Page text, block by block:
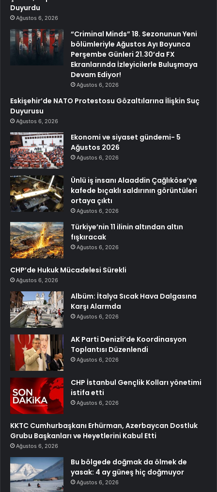
Duyurdu
Ağustos 6, 2026
“Criminal Minds” 18. Sezonunun Yeni
bölümleriyle Ağustos Ayı Boyunca
Perşembe Günleri 21.30’da FX
Ekranlarında İzleyicilerle Buluşmaya
Devam Ediyor!
Ağustos 6, 2026
Eskişehir’de NATO Protestosu Gözaltılarına İlişkin Suç
Duyurusu
Ağustos 6, 2026
Ekonomi ve siyaset gündemi- 5
Ağustos 2026
Ağustos 6, 2026
Ünlü iş insanı Alaaddin Çağlıköse’ye
kafede bıçaklı saldırının görüntüleri
ortaya çıktı
Ağustos 6, 2026
Türkiye’nin 11 ilinin altından altın
fışkıracak
Ağustos 6, 2026
CHP’de Hukuk Mücadelesi Sürekli
Ağustos 6, 2026
Albüm: İtalya Sıcak Hava Dalgasına
Karşı Alarmda
Ağustos 6, 2026
AK Parti Denizli’de Koordinasyon
Toplantısı Düzenlendi
Ağustos 6, 2026
CHP İstanbul Gençlik Kolları yönetimi
istifa etti
Ağustos 6, 2026
KKTC Cumhurbaşkanı Erhürman, Azerbaycan Dostluk
Grubu Başkanları ve Heyetlerini Kabul Etti
Ağustos 6, 2026
Bu bölgede doğmak da ölmek de
yasak: 4 ay güneş hiç doğmuyor
Ağustos 6, 2026